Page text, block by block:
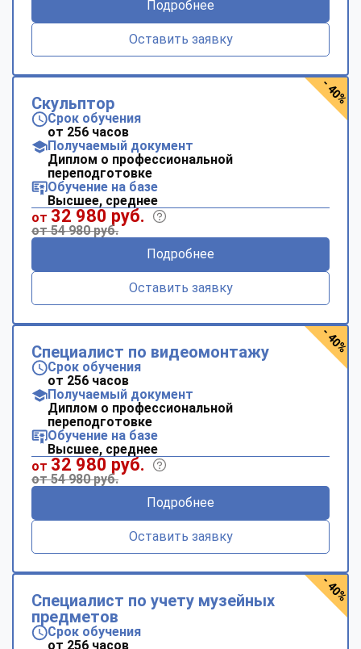
Подробнее
Оставить заявку
Скульптор
Срок обучения
от 256 часов
Получаемый документ
Диплом о профессиональной
переподготовке
Обучение на базе
Высшее, среднее
от 32 980 руб.
от 54 980 руб.
Подробнее
Оставить заявку
- 40%
Специалист по видеомонтажу
Срок обучения
от 256 часов
Получаемый документ
Диплом о профессиональной
переподготовке
Обучение на базе
Высшее, среднее
от 32 980 руб.
от 54 980 руб.
Подробнее
Оставить заявку
- 40%
Специалист по учету музейных
предметов
Срок обучения
от 256 часов
- 40%